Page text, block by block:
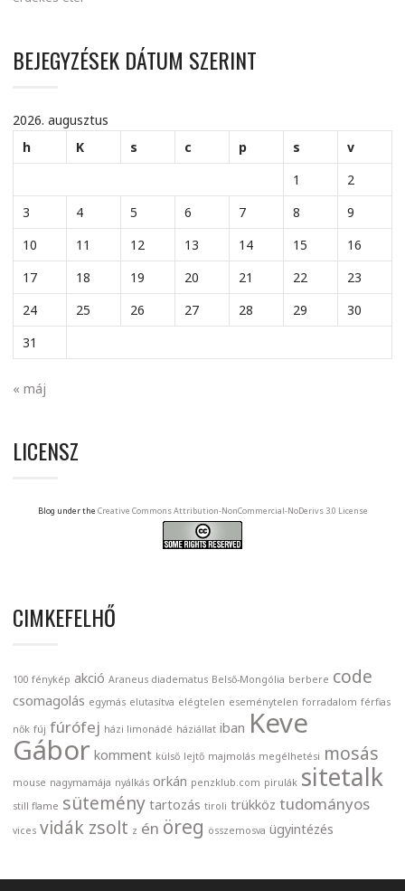
BEJEGYZÉSEK DÁTUM SZERINT
2026. augusztus
h
K s c p s
v
1
2
3
4 5 6 7 8
9
10
11 12 13 14 15
16
17
18 19 20 21 22
23
24
25 26 27 28 29
30
31
« máj
LICENSZ
Blog under the Creative Commons Attribution-NonCommercial-NoDerivs 3.0 License
CIMKEFELHŐ
100 fénykép akció Araneus diadematus Belső-Mongólia berbere code
csomagolás egymás elutasítva elégtelen eseménytelen forradalom férfias
nők fúj fúrófej házi limonádé háziállat iban Keve
Gábor komment külső lejtő majmolás megélhetési mosás
mouse nagymamája nyálkás orkán penzklub.com pirulák sitetalk
still flame sütemény tartozás tiroli trükköz tudományos
vices vidák zsolt z én öreg összemosva ügyintézés